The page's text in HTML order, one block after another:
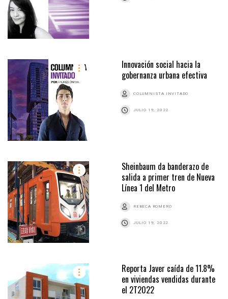
Innovación social hacia la
gobernanza urbana efectiva
COLUMNISTA INVITADO
JULIO 19, 2022
Sheinbaum da banderazo de
salida a primer tren de Nueva
Línea 1 del Metro
REBECA ROMERO
JULIO 19, 2022
Reporta Javer caída de 11.8%
en viviendas vendidas durante
el 2T2022